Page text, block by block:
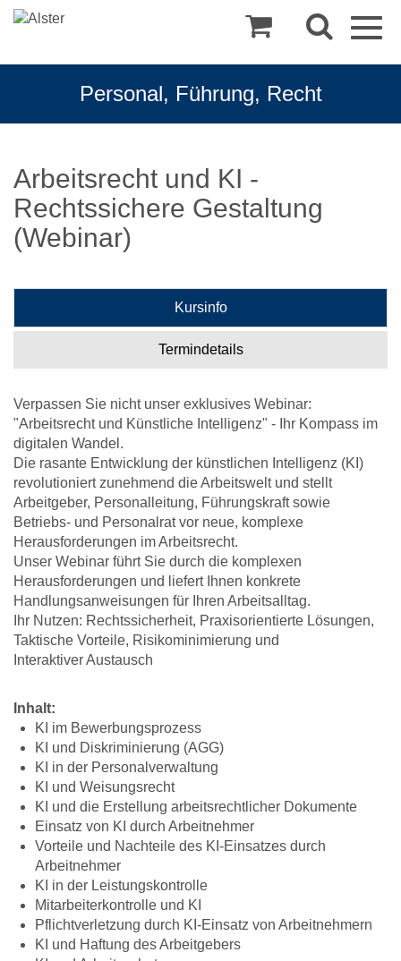
Personal, Führung, Recht
Arbeitsrecht und KI -
Rechtssichere Gestaltung
(Webinar)
Kursinfo
Termindetails
Verpassen Sie nicht unser exklusives Webinar:
"Arbeitsrecht und Künstliche Intelligenz" - Ihr Kompass im
digitalen Wandel.
Die rasante Entwicklung der künstlichen Intelligenz (KI)
revolutioniert zunehmend die Arbeitswelt und stellt
Arbeitgeber, Personalleitung, Führungskraft sowie
Betriebs- und Personalrat vor neue, komplexe
Herausforderungen im Arbeitsrecht.
Unser Webinar führt Sie durch die komplexen
Herausforderungen und liefert Ihnen konkrete
Handlungsanweisungen für Ihren Arbeitsalltag.
Ihr Nutzen: Rechtssicherheit, Praxisorientierte Lösungen,
Taktische Vorteile, Risikominimierung und
Interaktiver Austausch
Inhalt:
KI im Bewerbungsprozess
KI und Diskriminierung (AGG)
KI in der Personalverwaltung
KI und Weisungsrecht
KI und die Erstellung arbeitsrechtlicher Dokumente
Einsatz von KI durch Arbeitnehmer
Vorteile und Nachteile des KI-Einsatzes durch
Arbeitnehmer
KI in der Leistungskontrolle
Mitarbeiterkontrolle und KI
Pflichtverletzung durch KI-Einsatz von Arbeitnehmern
KI und Haftung des Arbeitgebers